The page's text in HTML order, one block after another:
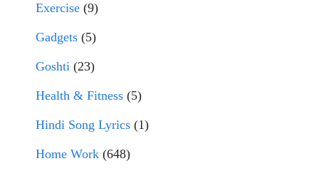
Exercise (9)
Gadgets (5)
Goshti (23)
Health & Fitness (5)
Hindi Song Lyrics (1)
Home Work (648)